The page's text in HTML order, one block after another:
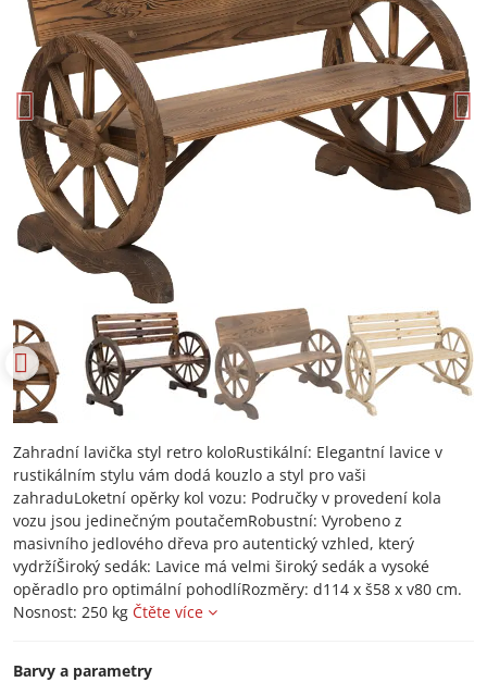
Zahradní lavička styl retro koloRustikální: Elegantní lavice v
rustikálním stylu vám dodá kouzlo a styl pro vaši
zahraduLoketní opěrky kol vozu: Područky v provedení kola
vozu jsou jedinečným poutačemRobustní: Vyrobeno z
masivního jedlového dřeva pro autentický vzhled, který
vydržíŠiroký sedák: Lavice má velmi široký sedák a vysoké
opěradlo pro optimální pohodlíRozměry: d114 x š58 x v80 cm.
Nosnost: 250 kg Čtěte více
Barvy a parametry